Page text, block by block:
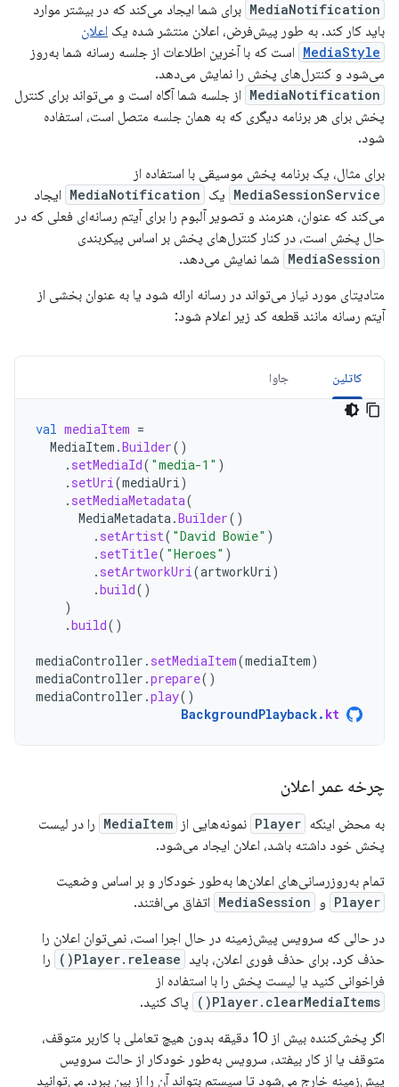
MediaNotification برای شما ایجاد می‌کند که در بیشتر موارد
باید کار کند. به طور پیش‌فرض، اعلان منتشر شده یک اعلان
MediaStyle است که با آخرین اطلاعات از جلسه رسانه شما به‌روز
می‌شود و کنترل‌های پخش را نمایش می‌دهد.
MediaNotification از جلسه شما آگاه است و می‌تواند برای کنترل
پخش برای هر برنامه دیگری که به همان جلسه متصل است، استفاده
شود.
برای مثال، یک برنامه پخش موسیقی با استفاده از
MediaSessionService یک MediaNotification ایجاد
می‌کند که عنوان، هنرمند و تصویر آلبوم را برای آیتم رسانه‌ای فعلی که در
حال پخش است، در کنار کنترل‌های پخش بر اساس پیکربندی
MediaSession شما نمایش می‌دهد.
متادیتای مورد نیاز می‌تواند در رسانه ارائه شود یا به عنوان بخشی از
آیتم رسانه مانند قطعه کد زیر اعلام شود:
کاتلین جاوا
val mediaItem =
MediaItem .Builder()
. setMediaId( "media-1" )
. setUri(mediaUri)
. setMediaMetadata(
MediaMetadata.Builder()
. setArtist( "David Bowie" )
. setTitle( "Heroes" )
. setArtworkUri(artworkUri)
.build()
)
.build()
mediaController . setMediaItem(mediaItem)
mediaController .prepare()
mediaController .play()
BackgroundPlayback. kt
چرخه عمر اعلان
به محض اینکه Player نمونه‌هایی از MediaItem را در لیست
پخش خود داشته باشد، اعلان ایجاد می‌شود.
تمام به‌روزرسانی‌های اعلان‌ها به‌طور خودکار و بر اساس وضعیت
Player و MediaSession اتفاق می‌افتند.
در حالی که سرویس پیش‌زمینه در حال اجرا است، نمی‌توان اعلان را
حذف کرد. برای حذف فوری اعلان، باید Player.release()
را
فراخوانی کنید یا لیست پخش را با استفاده از
Player.clearMediaItems()
پاک کنید.
اگر پخش‌کننده بیش از 10 دقیقه بدون هیچ تعاملی با کاربر متوقف،
متوقف یا از کار بیفتد، سرویس به‌طور خودکار از حالت سرویس
پیش‌زمینه خارج می‌شود تا سیستم بتواند آن را از بین ببرد. می‌توانید